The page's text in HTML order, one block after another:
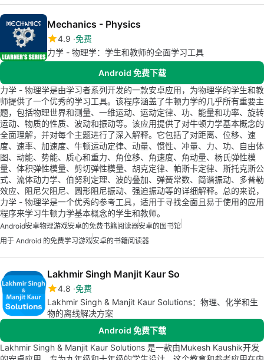
Mechanics - Physics
4.9 免费
力学 - 物理学：学生和教师的全面学习工具
Android 免费下载
力学 - 物理学是由学习者系列开发的一款安卓应用，为物理学的学生和教
师提供了一个优秀的学习工具。该程序涵盖了牛顿力学的几乎所有重要主
题，包括物理世界和测量、一维运动、运动定律、功、能量和功率、旋转
运动、物质的性质、波动和振动等。该应用提供了对牛顿力学基本概念的
全面理解，并对每个主题进行了深入解释。它包括了对距离、位移、速
度、速率、加速度、牛顿运动定律、动量、惯性、冲量、力、功、自由体
图、动能、势能、质心和重力、角位移、角速度、角动量、杨氏弹性模
量、体积弹性模量、剪切弹性模量、胡克定律、帕斯卡定律、斯托克斯公
式、流体动力学、伯努利定理、波的叠加、弹簧常数、简谐振动、多普勒
效应、阻尼欠阻尼、圆形阻尼振动、强迫振动等的详细解释。总的来说，
力学 - 物理学是一个优秀的参考工具，适用于寻找全面且易于使用的应用
程序来学习牛顿力学基本概念的学生和教师。
Android安卓物理游戏安卓的免费书籍阅读器安卓的图书馆
用于 Android 的免费学习游戏安卓的书籍阅读器
Lakhmir Singh Manjit Kaur So
4.8 免费
Lakhmir Singh & Manjit Kaur Solutions：物理、化学和生
物的离线解决方案
Android 免费下载
Lakhmir Singh & Manjit Kaur Solutions 是一款由Mukesh Kaushik开发